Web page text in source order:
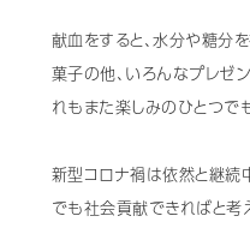
献血をすると、水分や糖分
菓子の他、いろんなプレゼ
れもまた楽しみのひとつで
新型コロナ禍は依然と継続
でも社会貢献できればと考